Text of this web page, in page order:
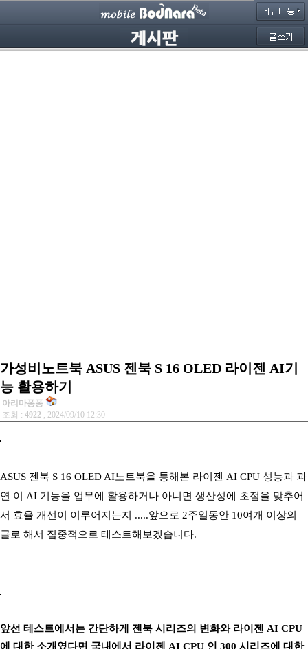
가성비노트북 ASUS 젠북 S 16 OLED 라이젠 AI기
능 활용하기
아리마퐁퐁
조회 : 4922 , 2024/09/10 12:30
ASUS 젠북 S 16 OLED AI노트북을 통해본 라이젠 AI CPU 성능과 과
연 이 AI 기능을 업무에 활용하거나 아니면 생산성에 초점을 맞추어
서 효율 개선이 이루어지는지 .....앞으로 2주일동안 10여개 이상의
글로 해서 집중적으로 테스트해보겠습니다.
앞선 테스트에서는 간단하게 젠북 시리즈의 변화와 라이젠 AI CPU
에 대한 소개였다면 국내에서 라이젠 AI CPU 인 300 시리즈에 대한